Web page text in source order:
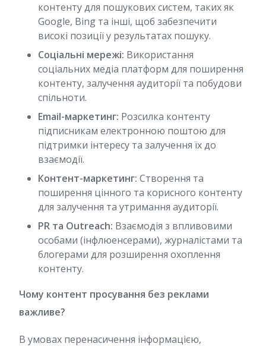
контенту для пошукових систем, таких як
Google, Bing та інші, щоб забезпечити
високі позиції у результатах пошуку.
Соціальні мережі: Використання
соціальних медіа платформ для поширення
контенту, залучення аудиторії та побудови
спільноти.
Email-маркетинг: Розсилка контенту
підписникам електронною поштою для
підтримки інтересу та залучення їх до
взаємодії.
Контент-маркетинг: Створення та
поширення цінного та корисного контенту
для залучення та утримання аудиторії.
PR та Outreach: Взаємодія з впливовими
особами (інфлюенсерами), журналістами та
блогерами для розширення охоплення
контенту.
Чому контент просування без реклами
важливе?
В умовах перенасичення інформацією,